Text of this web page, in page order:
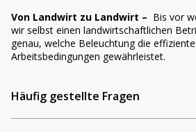
Von Landwirt zu Landwirt – Bis vor
wir selbst einen landwirtschaftlichen
genau, welche Beleuchtung die
Arbeitsbedingungen gewährleistet.
Häufig gestellte Fragen